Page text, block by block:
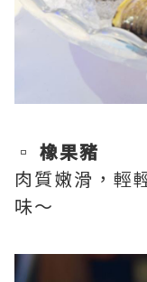
▫️ 橡果豬
肉質嫩滑，輕
味～